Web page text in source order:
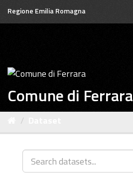
SaltaRegione Emilia Romagna
Comune di Ferrara